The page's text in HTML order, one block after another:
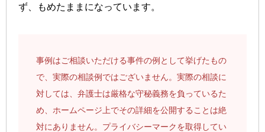
ず、もめたままになっています。
事例はご相談いただける事件の例として挙げたもの
で、実際の相談例ではございません。実際の相談に
対しては、弁護士は厳格な守秘義務を負っているた
め、ホームページ上でその詳細を公開することは絶
対にありません。プライバシーマークを取得してい